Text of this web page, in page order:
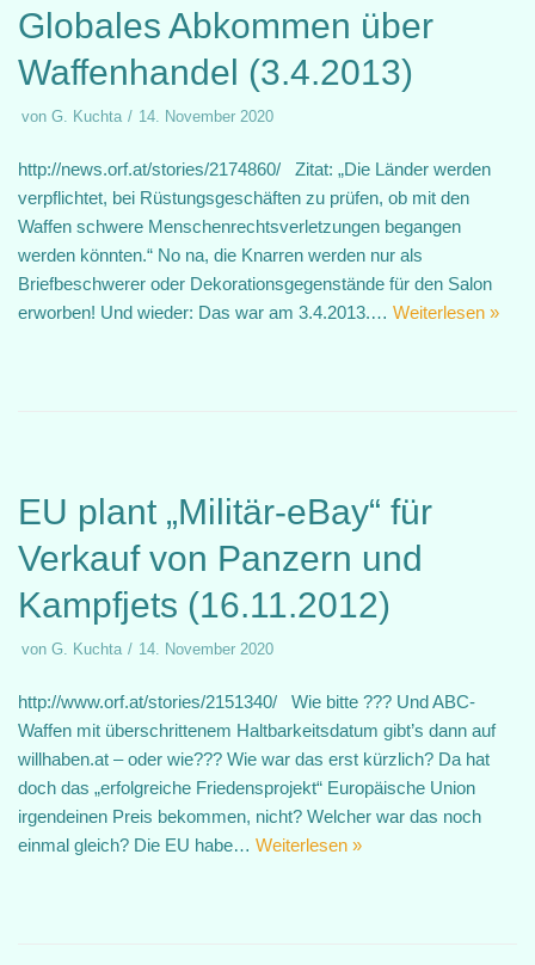
Globales Abkommen über
Waffenhandel (3.4.2013)
von G. Kuchta 14. November 2020
http://news.orf.at/stories/2174860/ Zitat: „Die Länder werden
verpflichtet, bei Rüstungsgeschäften zu prüfen, ob mit den
Waffen schwere Menschenrechtsverletzungen begangen
werden könnten.“ No na, die Knarren werden nur als
Briefbeschwerer oder Dekorationsgegenstände für den Salon
erworben! Und wieder: Das war am 3.4.2013.… Weiterlesen »
EU plant „Militär-eBay“ für
Verkauf von Panzern und
Kampfjets (16.11.2012)
von G. Kuchta 14. November 2020
http://www.orf.at/stories/2151340/ Wie bitte ??? Und ABC-
Waffen mit überschrittenem Haltbarkeitsdatum gibt’s dann auf
willhaben.at – oder wie??? Wie war das erst kürzlich? Da hat
doch das „erfolgreiche Friedensprojekt“ Europäische Union
irgendeinen Preis bekommen, nicht? Welcher war das noch
einmal gleich? Die EU habe… Weiterlesen »